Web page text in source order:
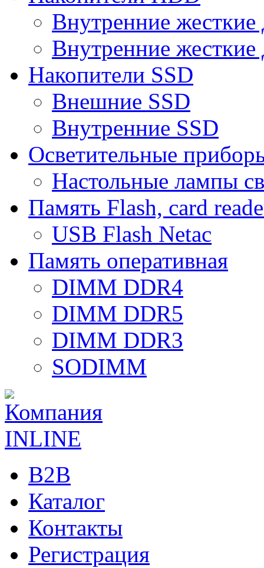
Внутренние
Внутренние
Накопители SSD
Внешние SSD
Внутренние SSD
Осветительные
Настольные лампы
Память Flash, card
USB Flash Netac
Память оперативная
DIMM DDR4
DIMM DDR5
DIMM DDR3
SODIMM
B2B
Каталог
Контакты
Регистрация